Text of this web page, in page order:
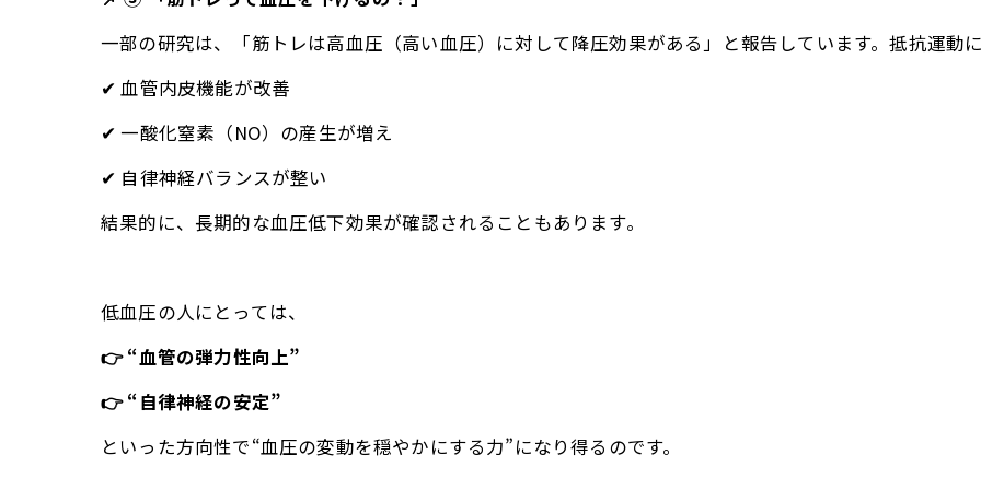
一部の研究は、「筋トレは高血圧（高い血圧）に対して降圧効果がある」と報告しています。抵抗運動
✔ 血管内皮機能が改善
✔ 一酸化窒素（NO）の産生が増え
✔ 自律神経バランスが整い
結果的に、長期的な血圧低下効果が確認されることもあります。
低血圧の人にとっては、
👉 “血管の弾力性向上”
👉 “自律神経の安定”
といった方向性で“血圧の変動を穏やかにする力”になり得るのです。